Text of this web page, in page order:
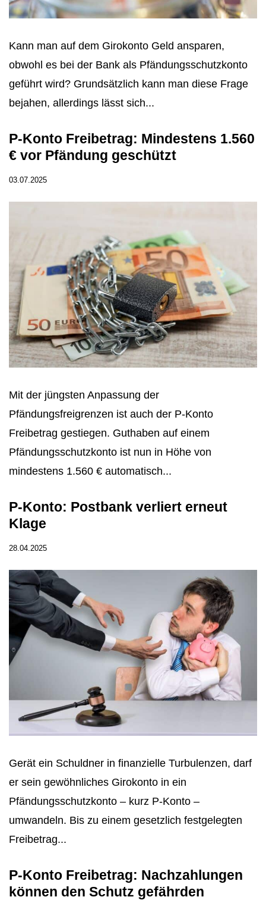
Kann man auf dem Girokonto Geld ansparen,
obwohl es bei der Bank als Pfändungsschutzkonto
geführt wird? Grundsätzlich kann man diese Frage
bejahen, allerdings lässt sich...
P-Konto Freibetrag: Mindestens 1.560
€ vor Pfändung geschützt
03.07.2025
Mit der jüngsten Anpassung der
Pfändungsfreigrenzen ist auch der P-Konto
Freibetrag gestiegen. Guthaben auf einem
Pfändungsschutzkonto ist nun in Höhe von
mindestens 1.560 € automatisch...
P-Konto: Postbank verliert erneut
Klage
28.04.2025
Gerät ein Schuldner in finanzielle Turbulenzen, darf
er sein gewöhnliches Girokonto in ein
Pfändungsschutzkonto – kurz P-Konto –
umwandeln. Bis zu einem gesetzlich festgelegten
Freibetrag...
P-Konto Freibetrag: Nachzahlungen
können den Schutz gefährden